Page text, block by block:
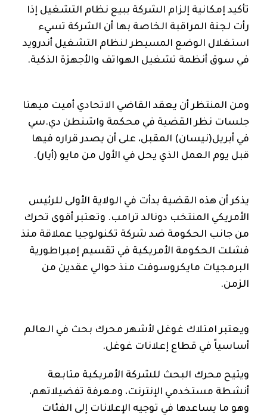
تأكيد إمكانية إلزام الشركة ببيع نظام التشغيل إذا
رأت لجنة المراقبة الخاصة بها أن الشركة تسيء
استغلال الوضع المسيطر لنظام التشغيل أندرويد
في سوق أنظمة تشغيل الهواتف والأجهزة الذكية.
ومن المنتظر أن يعقد القاضي الاتحادي أميت ميهتا
جلسات نظر القضية في محكمة واشنطن دي.سي
في أبريل(نيسان) المقبل، على أن يصدر قراره فيها
قبل يوم العمل الذي يحل في الأول من مايو (أيار).
يذكر أن هذه القضية بدأت في الولاية الأولى للرئيس
الأمريكي المنتخب دونالد ترامب. وتعتبر أقوى تحرك
من جانب الحكومة ضد شركة تكنولوجيا عملاقة منذ
فشلت الحكومة الأمريكية في تقسيم إمبراطورية
البرمجيات مايكروسوفت منذ حوالي عقدين من
الزمن.
ويعتبر امتلاك غوغل لأشهر محرك بحث في العالم
أساسياً في قطاع إعلانات غوغل.
ويتيح محرك البحث للشركة الأمريكية متابعة
أنشطة مستخدمي الإنترنت، ومعرفة تفضيلاتهم،
وهو ما يساعدها في توجيه الإعلانات إلى الفئات